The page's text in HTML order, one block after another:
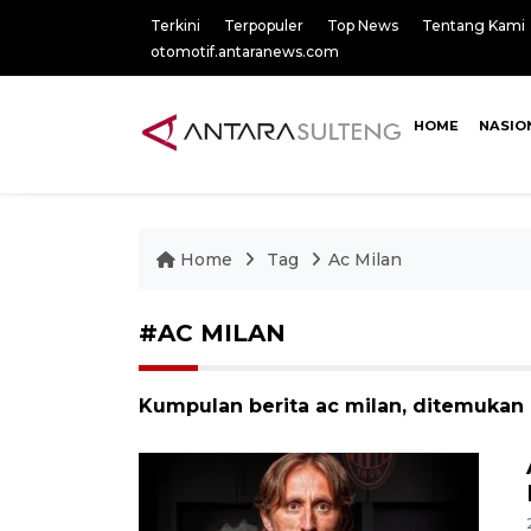
Terkini Terpopuler Top News
Tentang Kami
otomotif.antaranews.com
HOME
Home Tag Ac Milan
#AC MILAN
Kumpulan berita ac milan, ditemukan